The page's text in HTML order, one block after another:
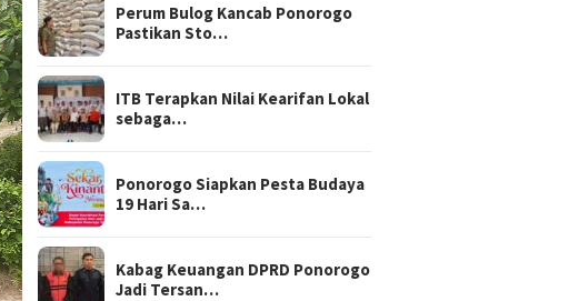
Perum Bulog Kancab Ponorogo
Pastikan Sto…
ITB Terapkan Nilai Kearifan Lokal
sebaga…
Ponorogo Siapkan Pesta Budaya
19 Hari Sa…
Kabag Keuangan DPRD Ponorogo
Jadi Tersan…